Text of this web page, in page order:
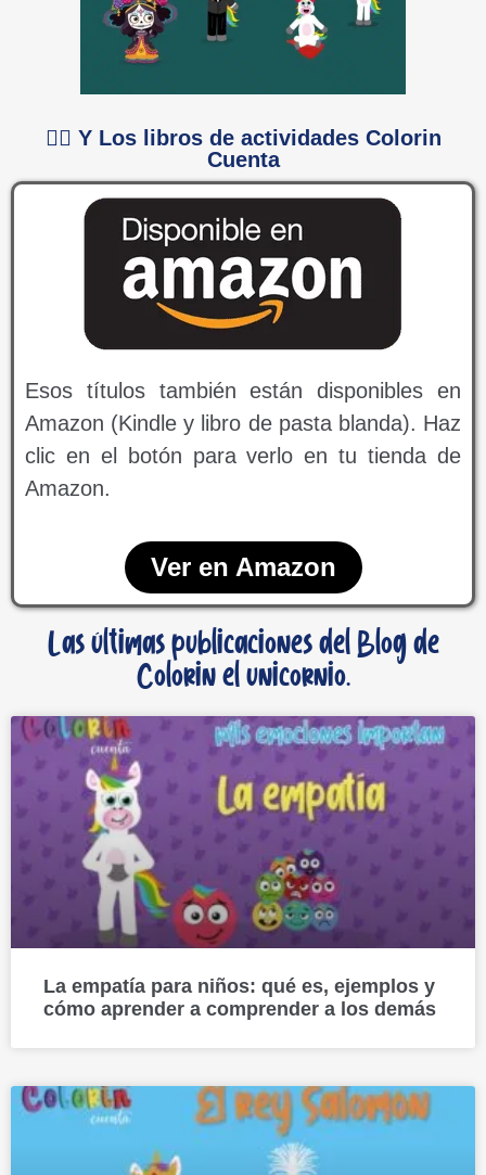
👉🏻 Y Los libros de actividades Colorin
Cuenta
Esos títulos también están disponibles en
Amazon (Kindle y libro de pasta blanda). Haz
clic en el botón para verlo en tu tienda de
Amazon.
Ver en Amazon
Las últimas publicaciones del Blog de
Colorin el unicornio.
La empatía para niños: qué es, ejemplos y
cómo aprender a comprender a los demás